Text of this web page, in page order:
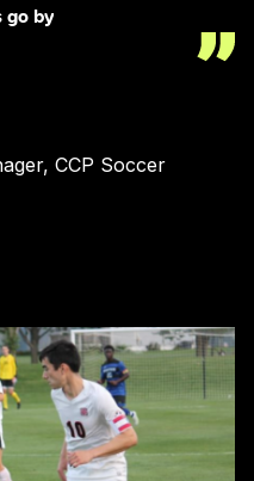
go by
CCP Soccer